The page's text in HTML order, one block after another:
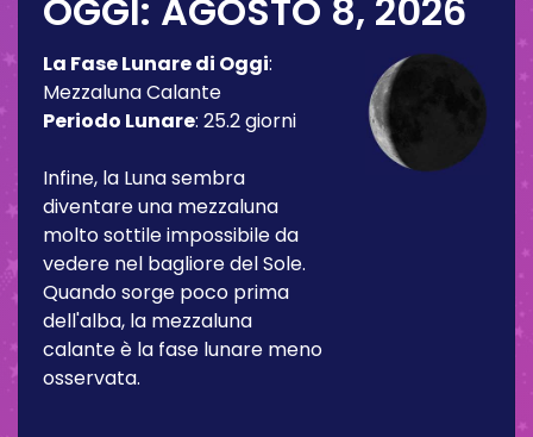
OGGI: AGOSTO 8, 2026
La Fase Lunare di Oggi:
Mezzaluna Calante
Periodo Lunare: 25.2 giorni
Infine, la Luna sembra
diventare una mezzaluna
molto sottile impossibile da
vedere nel bagliore del Sole.
Quando sorge poco prima
dell'alba, la mezzaluna
calante è la fase lunare meno
osservata.